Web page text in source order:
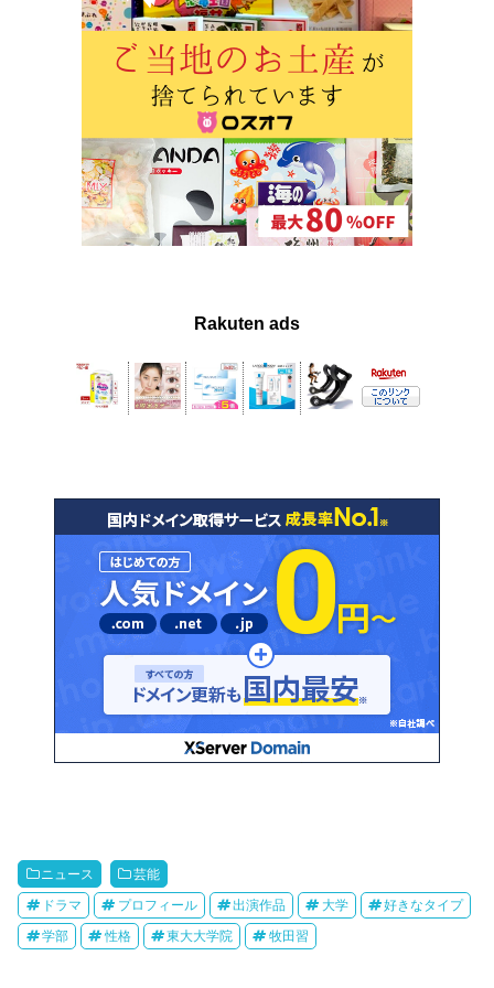
Rakuten ads
ニュース 芸能
ドラマ プロフィール 出演作品 大学 好きなタイプ
学部 性格 東大大学院 牧田習